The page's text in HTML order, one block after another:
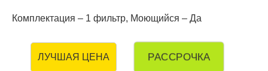
Комплектация – 1 фильтр, Моющийся – Да
ЛУЧШАЯ ЦЕНА РАССРОЧКА